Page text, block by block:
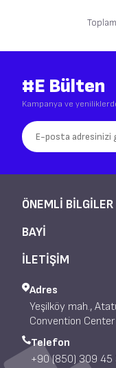
Toplam
#E Bülten
Kampanya ve
ÖNEMLI BILGILER
BAYI
İLETİŞİM
Adres
Yeşilköy mah.,
Convention
Telefon
+90 (850) 309 45